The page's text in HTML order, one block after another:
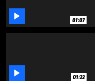
 01:07
 01:22